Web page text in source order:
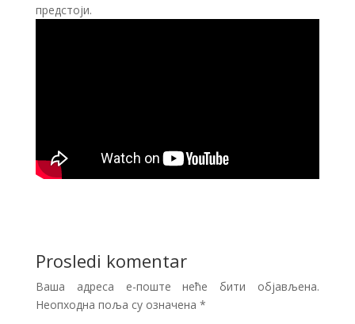
предстоји.
Prosledi komentar
Ваша адреса е-поште неће бити објављена.
Неопходна поља су означена *